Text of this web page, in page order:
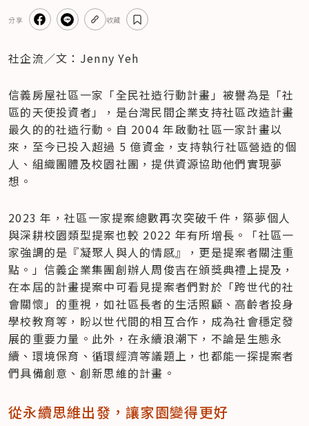
分享 收藏
社企流／文：Jenny Yeh
信義房屋社區一家「全民社造行動計畫」被譽為是「社
區的天使投資者」，是台灣民間企業支持社區改造計畫
最久的的社造行動。自 2004 年啟動社區一家計畫以
來，至今已投入超過 5 億資金，支持執行社區營造的個
人、組織團體及校園社團，提供資源協助他們實現夢
想。
2023 年，社區一家提案總數再次突破千件，築夢個人
與深耕校園類型提案也較 2022 年有所增長。「社區一
家強調的是『凝聚人與人的情感』，更是提案者關注重
點。」信義企業集團創辦人周俊吉在頒獎典禮上提及，
在本屆的計畫提案中可看見提案者們對於「跨世代的社
會關懷」的重視，如社區長者的生活照顧、高齡者投身
學校教育等，盼以世代間的相互合作，成為社會穩定發
展的重要力量。此外，在永續浪潮下，不論是生態永
續、環境保育、循環經濟等議題上，也都能一探提案者
們具備創意、創新思維的計畫。
從永續思維出發，讓家園變得更好